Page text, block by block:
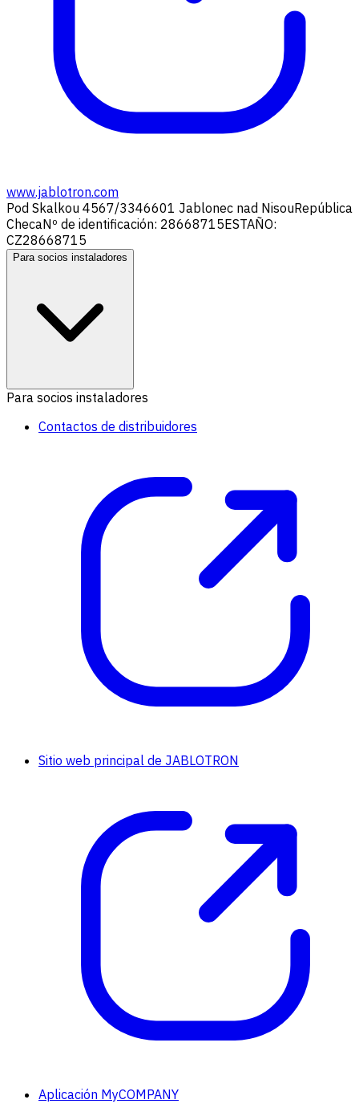
www.jablotron.com
Pod Skalkou 4567/3346601 Jablonec nad NisouRepública
ChecaNº de identificación: 28668715ESTAÑO:
CZ28668715
Para socios instaladores
Para socios instaladores
Contactos de distribuidores
Sitio web principal de JABLOTRON
Aplicación MyCOMPANY